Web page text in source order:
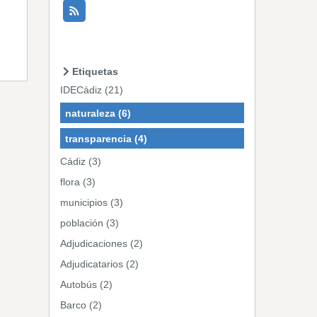
Etiquetas
IDECádiz (21)
naturaleza (6)
transparencia (4)
Cádiz (3)
flora (3)
municipios (3)
población (3)
Adjudicaciones (2)
Adjudicatarios (2)
Autobús (2)
Barco (2)